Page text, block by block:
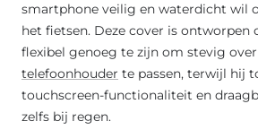
smartphone veilig en waterdicht wil
het fietsen. Deze cover is
flexibel genoeg te zijn om stevig
telefoonhouder te passen, terwijl hij
touchscreen-functionaliteit en
zelfs bij regen.